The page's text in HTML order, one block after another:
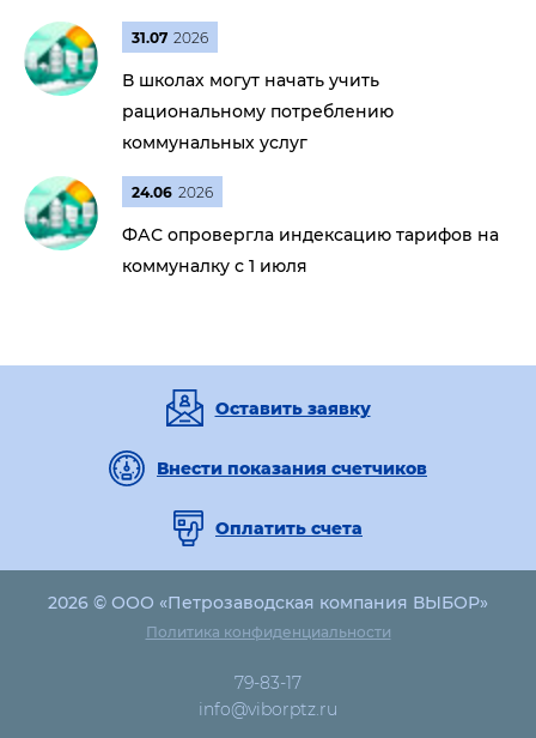
31.07 2026
В школах могут начать учить
рациональному потреблению
коммунальных услуг
24.06 2026
ФАС опровергла индексацию тарифов на
коммуналку с 1 июля
Оставить заявку
Внести показания счетчиков
Оплатить счета
2026 © ООО «Петрозаводская компания ВЫБОР»
Политика конфиденциальности
79-83-17
info@viborptz.ru